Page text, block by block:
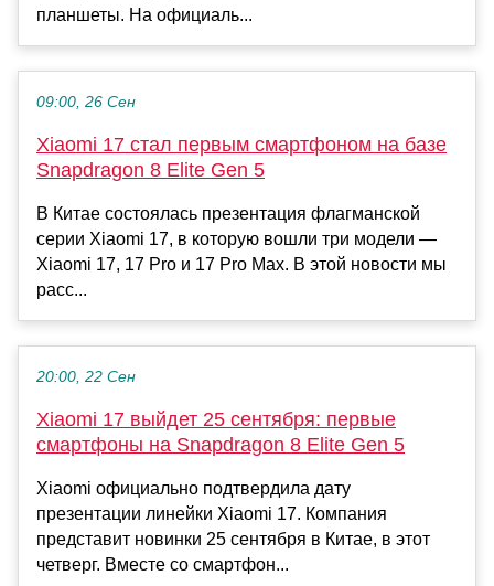
планшеты. На официаль...
09:00, 26 Сен
Xiaomi 17 стал первым смартфоном на базе
Snapdragon 8 Elite Gen 5
В Китае состоялась презентация флагманской
серии Xiaomi 17, в которую вошли три модели —
Xiaomi 17, 17 Pro и 17 Pro Max. В этой новости мы
расс...
20:00, 22 Сен
Xiaomi 17 выйдет 25 сентября: первые
смартфоны на Snapdragon 8 Elite Gen 5
Xiaomi официально подтвердила дату
презентации линейки Xiaomi 17. Компания
представит новинки 25 сентября в Китае, в этот
четверг. Вместе со смартфон...